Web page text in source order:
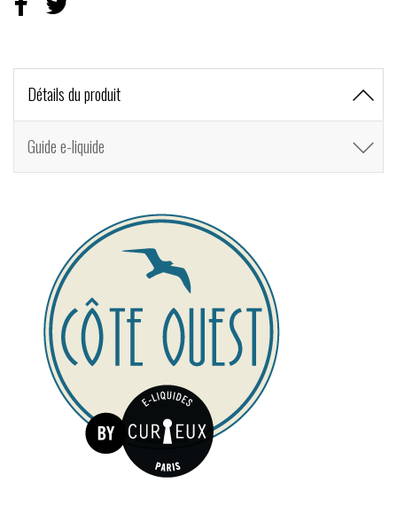
Détails du produit
Guide e-liquide